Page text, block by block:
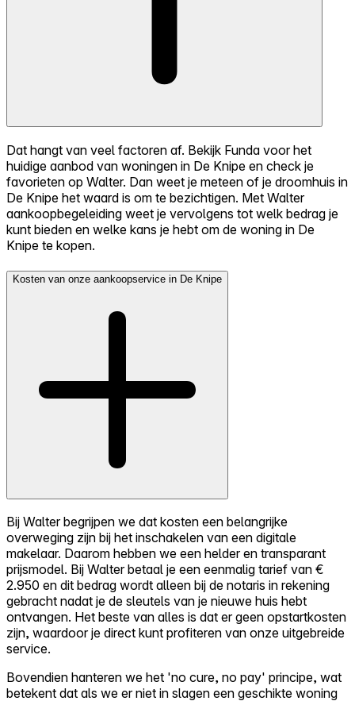
Dat hangt van veel factoren af. Bekijk Funda voor het
huidige aanbod van woningen in De Knipe en check je
favorieten op Walter. Dan weet je meteen of je droomhuis in
De Knipe het waard is om te bezichtigen. Met Walter
aankoopbegeleiding weet je vervolgens tot welk bedrag je
kunt bieden en welke kans je hebt om de woning in De
Knipe te kopen.
Kosten van onze aankoopservice in De Knipe
Bij Walter begrijpen we dat kosten een belangrijke
overweging zijn bij het inschakelen van een digitale
makelaar. Daarom hebben we een helder en transparant
prijsmodel. Bij Walter betaal je een eenmalig tarief van €
2.950 en dit bedrag wordt alleen bij de notaris in rekening
gebracht nadat je de sleutels van je nieuwe huis hebt
ontvangen. Het beste van alles is dat er geen opstartkosten
zijn, waardoor je direct kunt profiteren van onze uitgebreide
service.
Bovendien hanteren we het 'no cure, no pay' principe, wat
betekent dat als we er niet in slagen een geschikte woning